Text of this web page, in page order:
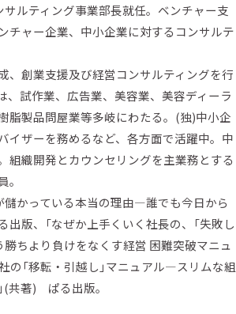
ルティング事業部長就任。ベンチャー支
チャー企業、中小企業に対するコンサルテ
、創業支援及び経営コンサルティングを行
、試作業、広告業、美容業、美容ディーラ
脂製品問屋業等多岐にわたる。(独)中小企
イザーを務めるなど、各方面で活躍中。中
組織開発とカウンセリングを主業務とする
儲かっている本当の理由―誰でも今日から
出版、「なぜか上手くいく社長の、「失敗し
ちより負けをなくす経営 困難突破マニュ
の「移転・引越し」マニュアル―スリムな組
(共著) ぱる出版。